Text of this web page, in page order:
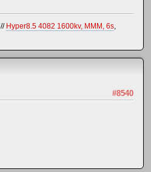
// Hyper8.5 4082 1600kv, MMM, 6s
#8540